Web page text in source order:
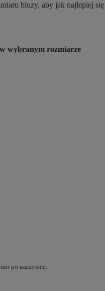
bluzy, aby jak najlepiej się
wybranym rozmiarze
po naszywce.